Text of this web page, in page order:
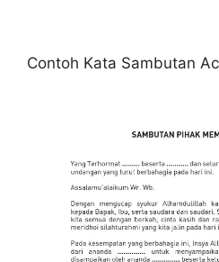
Contoh Kata Sambutan